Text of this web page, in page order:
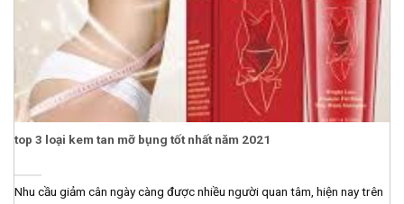
top 3 loại kem tan mỡ bụng tốt nhất năm 2021
Nhu cầu giảm cân ngày càng được nhiều người quan tâm, hiện nay trên